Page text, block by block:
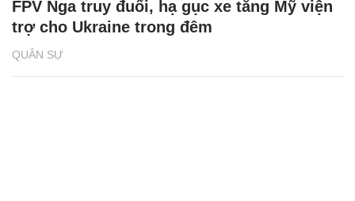
QUÂN SỰ
FPV Nga truy đuổi, hạ gục xe tăng Mỹ viện
trợ cho Ukraine trong đêm